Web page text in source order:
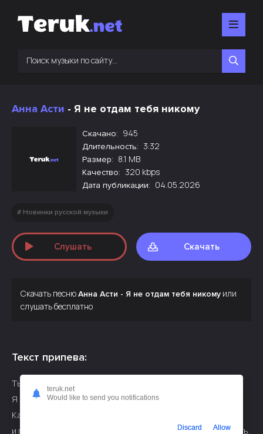
Анна Асти - Я не отдам тебя никому
Скачано: 945
Длительность: 3:32
Размер: 8.1 MB
Качество: 320 kbps
Дата публикации: 04.05.2026
Новинки русской музыки
Слушать Скачать
Скачать песнюАнна Асти - Я не отдам тебя никому или
слушать бесплатно
Текст припева:
Ты подойди поближе, присядь со мною рядом.
Я не могу тебя так долго ждать.
Как быстро ночь промчалась
и губ слияний нежных мне больше никогда не испытать.
teruk.net
Would like to send you notifications
Discard Allow